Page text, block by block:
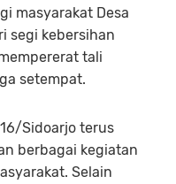
masyarakat Desa
segi kebersihan
tali
setempat.
Sidoarjo terus
berbagai kegiatan
Selain